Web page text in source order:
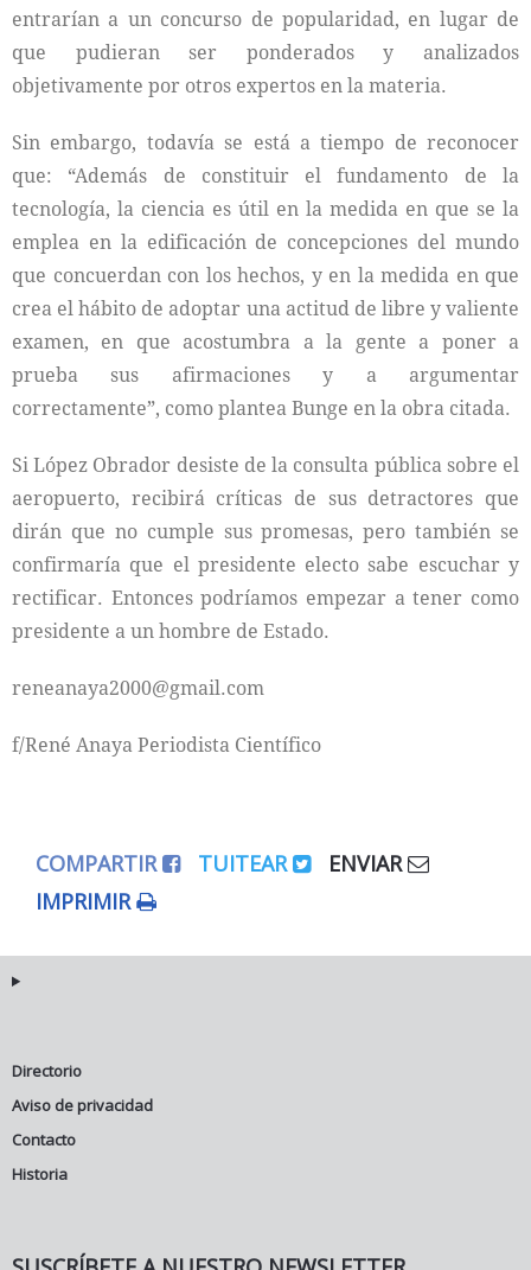
entrarían a un concurso de popularidad, en lugar de
que pudieran ser ponderados y analizados
objetivamente por otros expertos en la materia.
Sin embargo, todavía se está a tiempo de reconocer
que: “Además de constituir el fundamento de la
tecnología, la ciencia es útil en la medida en que se la
emplea en la edificación de concepciones del mundo
que concuerdan con los hechos, y en la medida en que
crea el hábito de adoptar una actitud de libre y valiente
examen, en que acostumbra a la gente a poner a
prueba sus afirmaciones y a argumentar
correctamente”, como plantea Bunge en la obra citada.
Si López Obrador desiste de la consulta pública sobre el
aeropuerto, recibirá críticas de sus detractores que
dirán que no cumple sus promesas, pero también se
confirmaría que el presidente electo sabe escuchar y
rectificar. Entonces podríamos empezar a tener como
presidente a un hombre de Estado.
reneanaya2000@gmail.com
f/René Anaya Periodista Científico
COMPARTIR TUITEAR
ENVIAR
IMPRIMIR
Directorio
Aviso de privacidad
Contacto
Historia